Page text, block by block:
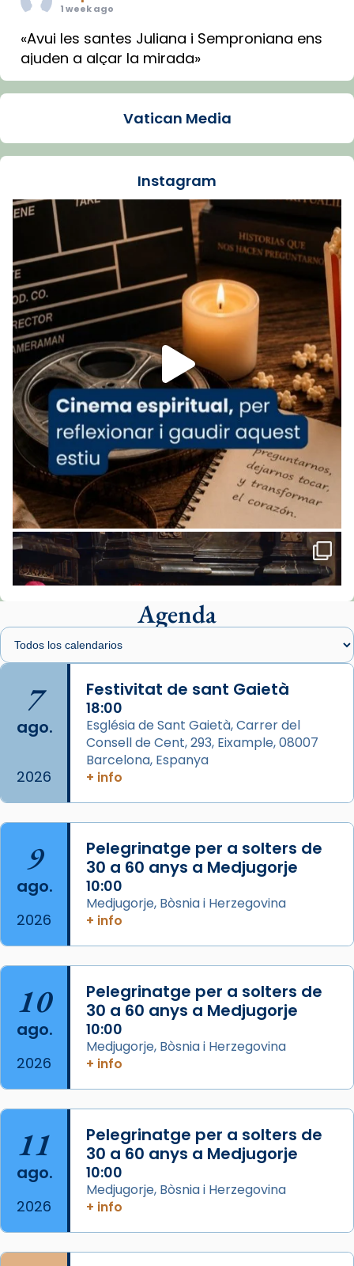
1 week ago
«Avui les santes Juliana i Semproniana ens
ajuden a alçar la mirada»
Mons. Sergi Gordo, bisbe de Tortosa, ha
Santes de Mataró.
🔗tinyurl.com/cvu5jmbk
Foto
View on Facebook Share
Arquebisbat de Barcelonais at Catedral
de Barcelona.
1 week ago
Aquest dilluns, 27 de juliol, ha tingut lloc la
missa d’acció de gràcies en agraïment al
comitè organitzador de la visita apostòlica
del Sant Pare Lleó XIV a Barcelona, i als
col·laboradors, a la Catedral de Barcelona.
L’arquebisbe de Barcelona, el cardenal Joan
Josep Omella, ha presidit la missa i l’ha
concelebrat el bisbe auxiliar de Barcelona,
Mons. David Abadías.
📸 Dr. G. Simón
Foto
View on Facebook Share
Arquebisbat de Barcelona
1 week ago
Memòria de les santes Juliana i
Semproniana, verges i màrtirs.
Acompanyant la història de sant Cugat, a
partir de l’Edat Mitjana sorgeix la tradició
que les santes Juliana (“relatiu a Júlia”) i
Semproniana (“relatiu a Semprònia =
eterna”) són deixebles seves. I l’any 1667, el
frare Joan Gaspar Roig, afirma en una obra
que les santes són filles de l’antiga Iluro.
Mataró en reivindicarà les relíq
...Ver más
Foto
View on Facebook
Jaume, fill de Zebedeu, és juntament amb el
seu germà Joan i Pere un dels que
acompanyava més de prop Jesús.
Segons el llibre dels Fets (12,2) fou el primer
apòstol màrtir, decapitat a Jerusalem per
Herodes Agripa (vers l'any 44).
Patró de Galícia, després de les invasions
musulmanes fou venerat com a patró dels
Regnes castellans i més tard de tota
Espanya.
Vatican Media
Instagram
Agenda
7
ago.
2026
Festivitat de sant Gaietà
18:00
Església de Sant Gaietà, Carrer del
Consell de Cent, 293, Eixample, 08007
Barcelona, Espanya
+ info
9
ago.
2026
Pelegrinatge per a solters de
30 a 60 anys a Medjugorje
10:00
Medjugorje, Bòsnia i Herzegovina
+ info
10
ago.
2026
Pelegrinatge per a solters de
30 a 60 anys a Medjugorje
10:00
Medjugorje, Bòsnia i Herzegovina
+ info
11
ago.
2026
Pelegrinatge per a solters de
30 a 60 anys a Medjugorje
10:00
Medjugorje, Bòsnia i Herzegovina
+ info